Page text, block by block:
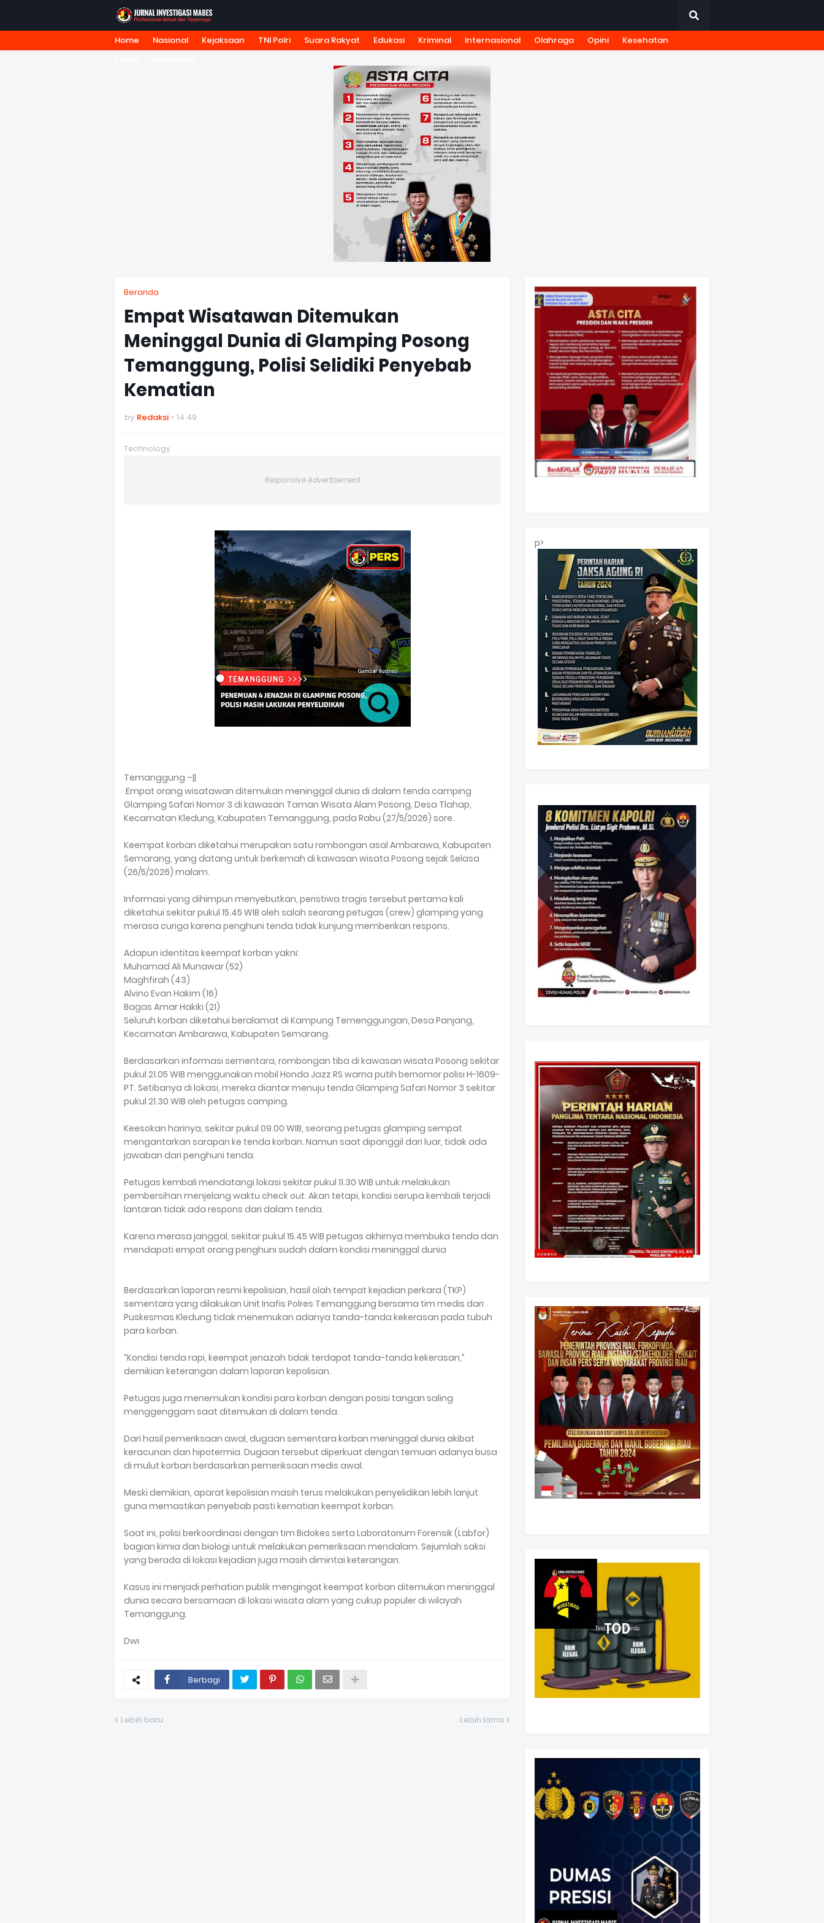
HOME TENTANG KAMI REDAKSI TARIF IKLAN PEDOMAN MEDIA SIBER KODE ETIK JURNALISTIK
Home Nasional Kejaksaan TNI Polri Suara Rakyat Edukasi Kriminal Internasional Olahraga Opini
Kesehatan
Beranda
Empat Wisatawan Ditemukan
Meninggal Dunia di Glamping Posong
Temanggung, Polisi Selidiki Penyebab
Kematian
by Redaksi 14.49
Technology
Responsive Advertisement
Temanggung –||
Empat orang wisatawan ditemukan meninggal dunia di dalam tenda camping
Glamping Safari Nomor 3 di kawasan Taman Wisata Alam Posong, Desa Tlahap,
Kecamatan Kledung, Kabupaten Temanggung, pada Rabu (27/5/2026) sore.
Keempat korban diketahui merupakan satu rombongan asal Ambarawa, Kabupaten
Semarang, yang datang untuk berkemah di kawasan wisata Posong sejak Selasa
(26/5/2026) malam.
Informasi yang dihimpun menyebutkan, peristiwa tragis tersebut pertama kali
diketahui sekitar pukul 15.45 WIB oleh salah seorang petugas (crew) glamping yang
merasa curiga karena penghuni tenda tidak kunjung memberikan respons.
Adapun identitas keempat korban yakni:
Muhamad Ali Munawar (52)
Maghfirah (43)
Alvino Evan Hakim (16)
Bagas Amar Hakiki (21)
Seluruh korban diketahui beralamat di Kampung Temenggungan, Desa Panjang,
Kecamatan Ambarawa, Kabupaten Semarang.
Berdasarkan informasi sementara, rombongan tiba di kawasan wisata Posong sekitar
pukul 21.05 WIB menggunakan mobil Honda Jazz RS warna putih bernomor polisi H-1609-
PT. Setibanya di lokasi, mereka diantar menuju tenda Glamping Safari Nomor 3 sekitar
pukul 21.30 WIB oleh petugas camping.
Keesokan harinya, sekitar pukul 09.00 WIB, seorang petugas glamping sempat
mengantarkan sarapan ke tenda korban. Namun saat dipanggil dari luar, tidak ada
jawaban dari penghuni tenda.
Petugas kembali mendatangi lokasi sekitar pukul 11.30 WIB untuk melakukan
pembersihan menjelang waktu check out. Akan tetapi, kondisi serupa kembali terjadi
lantaran tidak ada respons dari dalam tenda.
Karena merasa janggal, sekitar pukul 15.45 WIB petugas akhirnya membuka tenda dan
mendapati empat orang penghuni sudah dalam kondisi meninggal dunia
Berdasarkan laporan resmi kepolisian, hasil olah tempat kejadian perkara (TKP)
sementara yang dilakukan Unit Inafis Polres Temanggung bersama tim medis dari
Puskesmas Kledung tidak menemukan adanya tanda-tanda kekerasan pada tubuh
para korban.
“Kondisi tenda rapi, keempat jenazah tidak terdapat tanda-tanda kekerasan,”
demikian keterangan dalam laporan kepolisian.
Petugas juga menemukan kondisi para korban dengan posisi tangan saling
menggenggam saat ditemukan di dalam tenda.
Dari hasil pemeriksaan awal, dugaan sementara korban meninggal dunia akibat
keracunan dan hipotermia. Dugaan tersebut diperkuat dengan temuan adanya busa
di mulut korban berdasarkan pemeriksaan medis awal.
Meski demikian, aparat kepolisian masih terus melakukan penyelidikan lebih lanjut
guna memastikan penyebab pasti kematian keempat korban.
Saat ini, polisi berkoordinasi dengan tim Bidokes serta Laboratorium Forensik (Labfor)
bagian kimia dan biologi untuk melakukan pemeriksaan mendalam. Sejumlah saksi
yang berada di lokasi kejadian juga masih dimintai keterangan.
Kasus ini menjadi perhatian publik mengingat keempat korban ditemukan meninggal
dunia secara bersamaan di lokasi wisata alam yang cukup populer di wilayah
Temanggung.
Dwi
Berbagi
Lebih baru Lebih lama
p>